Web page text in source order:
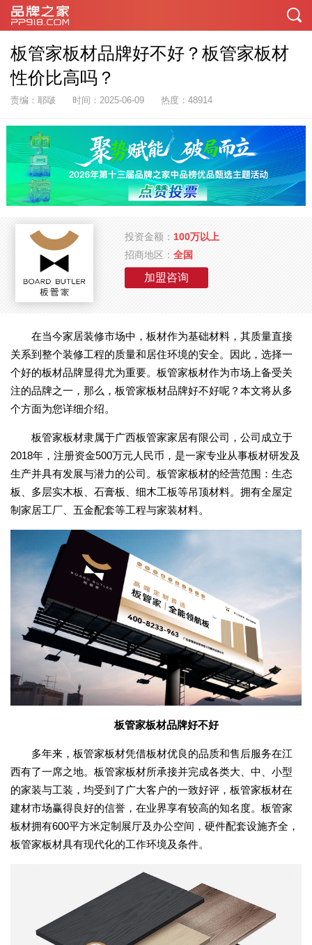
板管家板材品牌好不好？板管家板材
性价比高吗？
责编：耶啵 时间：2025-06-09 热度：48914
投资金额： 100万以上
招商地区：全国
加盟咨询
在当今家居装修市场中，板材作为基础材料，其质量直接
关系到整个装修工程的质量和居住环境的安全。因此，选择一
个好的板材品牌显得尤为重要。板管家板材作为市场上备受关
注的品牌之一，那么，板管家板材品牌好不好呢？本文将从多
个方面为您详细介绍。
板管家板材隶属于广西板管家家居有限公司，公司成立于
2018年，注册资金500万元人民币，是一家专业从事板材研发及
生产并具有发展与潜力的公司。板管家板材的经营范围：生态
板、多层实木板、石膏板、细木工板等吊顶材料。拥有全屋定
制家居工厂、五金配套等工程与家装材料。
板管家板材品牌好不好
多年来，板管家板材凭借板材优良的品质和售后服务在江
西有了一席之地。板管家板材所承接并完成各类大、中、小型
的家装与工装，均受到了广大客户的一致好评，板管家板材在
建材市场赢得良好的信誉，在业界享有较高的知名度。板管家
板材拥有600平方米定制展厅及办公空间，硬件配套设施齐全，
板管家板材具有现代化的工作环境及条件。